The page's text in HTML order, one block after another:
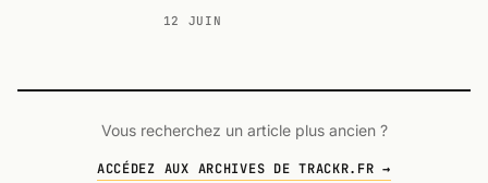
12 JUIN
Vous recherchez un article plus ancien ?
ACCÉDEZ AUX ARCHIVES DE TRACKR.FR →